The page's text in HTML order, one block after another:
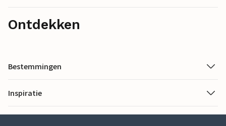
Ontdekken
Bestemmingen
Inspiratie